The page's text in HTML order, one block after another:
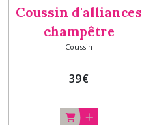
Coussin d'alliances
champêtre
personnalisé, porte
classique
Coussin
39€